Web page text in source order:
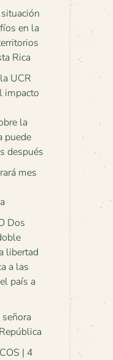
en la
Rica
UCR
impacto
la
puede
después
mes
Dos
libertad
a las
país a
| 4